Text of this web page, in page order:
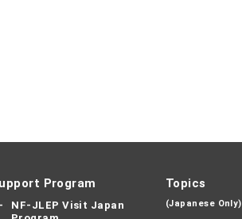
Program
NF-JLEP Visit Japan
Topics
(Japanese Only)